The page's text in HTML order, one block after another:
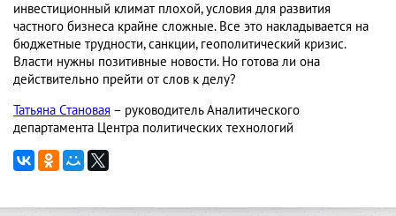
инвестиционный климат плохой, условия для развития
частного бизнеса крайне сложные. Все это накладывается на
бюджетные трудности, санкции, геополитический кризис.
Власти нужны позитивные новости. Но готова ли она
действительно прейти от слов к делу?
Татьяна Становая – руководитель Аналитического
департамента Центра политических технологий